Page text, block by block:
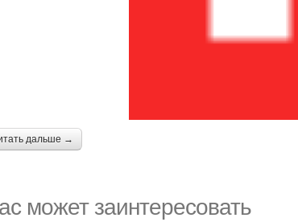
дальше →
может заинтересовать